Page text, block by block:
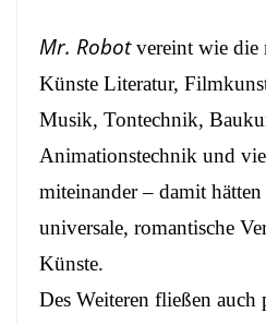
Mr. Robotvereint wie die
Künste Literatur,
Musik, Tontechnik,
Animationstechnik und
miteinander – damit
universale, romantische
Künste.
Des Weiteren fließen auch